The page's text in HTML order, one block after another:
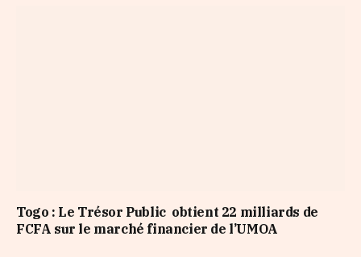
Togo : Le Trésor Public obtient 22 milliards de
FCFA sur le marché financier de l’UMOA